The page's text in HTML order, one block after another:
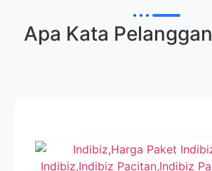
Apa Kata Pelanggan